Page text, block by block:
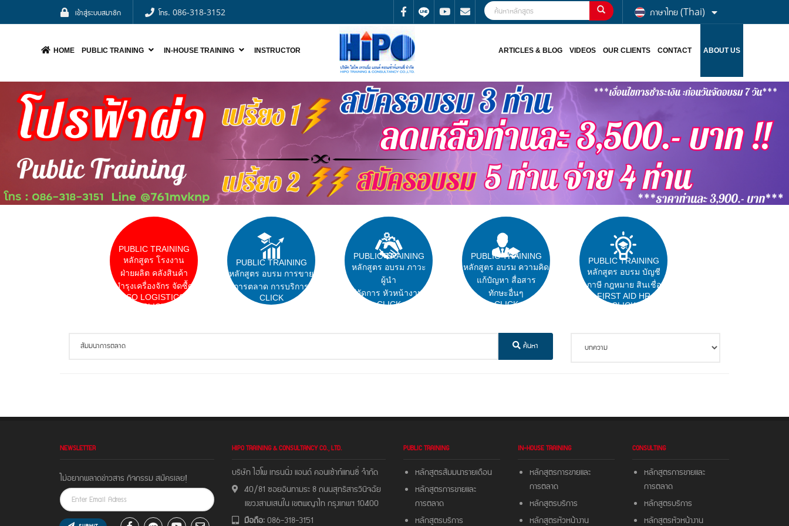
เข้าสู่ระบบสมาชิก โทร. 086-318-3152 ภาษาไทย (Thai)
HOME PUBLIC TRAINING IN-HOUSE TRAINING INSTRUCTOR ARTICLES & BLOG VIDEOS OUR CLIENTS CONTACT ABOUT US
PUBLIC TRAINING
หลักสูตร โรงงาน
ฝ่ายผลิต คลังสินค้า
บำรุงเครื่องจักร จัดซื้ด
ISO LOGISTICS
CLICK
PUBLIC TRAINING
หลักสูตร อบรม การขาย
การตลาด การบริการ
CLICK
PUBLIC TRAINING
หลักสูตร อบรม ภาวะ
ผู้นำ
ผู้จัดการ หัวหน้างาน
CLICK
PUBLIC TRAINING
หลักสูตร อบรม ความคิด
แก้ปํญหา สื่อสาร
ทักษะอื่นๆ
CLICK
PUBLIC TRAINING
หลักสูตร อบรม บัญชี
ภาษี กฎหมาย สินเชื่อ
FIRST AID HR
CLICK
ค้นหา
NEWSLETTER
ไม่อยากพลาดข่าวสาร กิจกรรม สมัครเลย!
HIPO TRAINING & CONSULTANCY CO., LTD.
บริษัท ไฮโพ เทรนนิ่ง แอนด์ คอนเซ้าท์แทนซี่ จํากัด
40/81 ซอยอินทามระ 8 ถนนสุทธิสารวินิจฉัย
แขวงสามเสนใน เขตพญาไท กรุงเทพฯ 10400
มือถือ:086-318-3151
PUBLIC TRAINING
หลักสูตรสัมมนารายเดือน
หลักสูตรการขายและ
การตลาด
หลักสูตรบริการ
IN-HOUSE TRAINING
หลักสูตรการขายและ
การตลาด
หลักสูตรบริการ
หลักสูตรหัวหน้างาน
CONSULTING
หลักสูตรการขายและ
การตลาด
หลักสูตรบริการ
หลักสูตรหัวหน้างาน